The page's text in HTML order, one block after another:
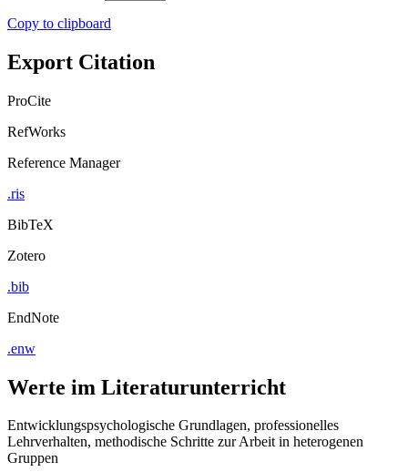
Copy to clipboard
Export Citation
ProCite
RefWorks
Reference Manager
.ris
BibTeX
Zotero
.bib
EndNote
.enw
Werte im Literaturunterricht
Entwicklungspsychologische Grundlagen, professionelles
Lehrverhalten, methodische Schritte zur Arbeit in heterogenen
Gruppen